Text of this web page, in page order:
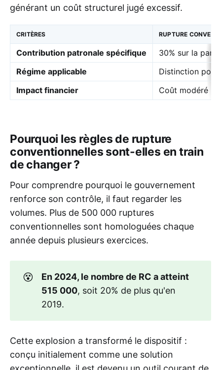
générant un coût structurel jugé excessif.
CRITÈRES RUPTURE
Contribution patronale spécifique
30% sur la part
Régime applicable
Distinction
Impact financier
Coût modéré
Pourquoi les règles de rupture
conventionnelles sont-elles en train
de changer ?
Pour comprendre pourquoi le gouvernement
renforce son contrôle, il faut regarder les
volumes. Plus de 500 000 ruptures
conventionnelles sont homologuées chaque
année depuis plusieurs exercices.
😵
En 2024, le nombre de RC a atteint
515 000, soit 20% de plus qu'en
2019.
Cette explosion a transformé le dispositif :
conçu initialement comme une solution